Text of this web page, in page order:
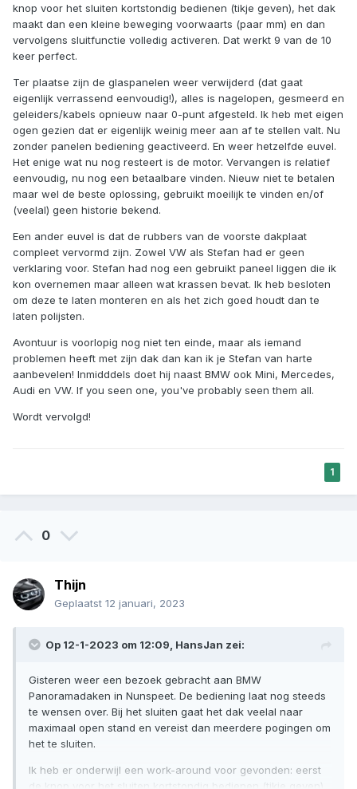
knop voor het sluiten kortstondig bedienen (tikje geven), het dak
maakt dan een kleine beweging voorwaarts (paar mm) en dan
vervolgens sluitfunctie volledig activeren. Dat werkt 9 van de 10
keer perfect.
Ter plaatse zijn de glaspanelen weer verwijderd (dat gaat
eigenlijk verrassend eenvoudig!), alles is nagelopen, gesmeerd en
geleiders/kabels opnieuw naar 0-punt afgesteld. Ik heb met eigen
ogen gezien dat er eigenlijk weinig meer aan af te stellen valt. Nu
zonder panelen bediening geactiveerd. En weer hetzelfde euvel.
Het enige wat nu nog resteert is de motor. Vervangen is relatief
eenvoudig, nu nog een betaalbare vinden. Nieuw niet te betalen
maar wel de beste oplossing, gebruikt moeilijk te vinden en/of
(veelal) geen historie bekend.
Een ander euvel is dat de rubbers van de voorste dakplaat
compleet vervormd zijn. Zowel VW als Stefan had er geen
verklaring voor. Stefan had nog een gebruikt paneel liggen die ik
kon overnemen maar alleen wat krassen bevat. Ik heb besloten
om deze te laten monteren en als het zich goed houdt dan te
laten polijsten.
Avontuur is voorlopig nog niet ten einde, maar als iemand
problemen heeft met zijn dak dan kan ik je Stefan van harte
aanbevelen! Inmidddels doet hij naast BMW ook Mini, Mercedes,
Audi en VW. If you seen one, you've probably seen them all.
Wordt vervolgd!
1
0
Thijn
Geplaatst 12 januari, 2023
Op 12-1-2023 om 12:09, HansJan zei:
Gisteren weer een bezoek gebracht aan BMW
Panoramadaken in Nunspeet. De bediening laat nog steeds
te wensen over. Bij het sluiten gaat het dak veelal naar
maximaal open stand en vereist dan meerdere pogingen om
het te sluiten.
Ik heb er onderwijl een work-around voor gevonden: eerst
de knop voor het sluiten kortstondig bedienen (tikje geven),